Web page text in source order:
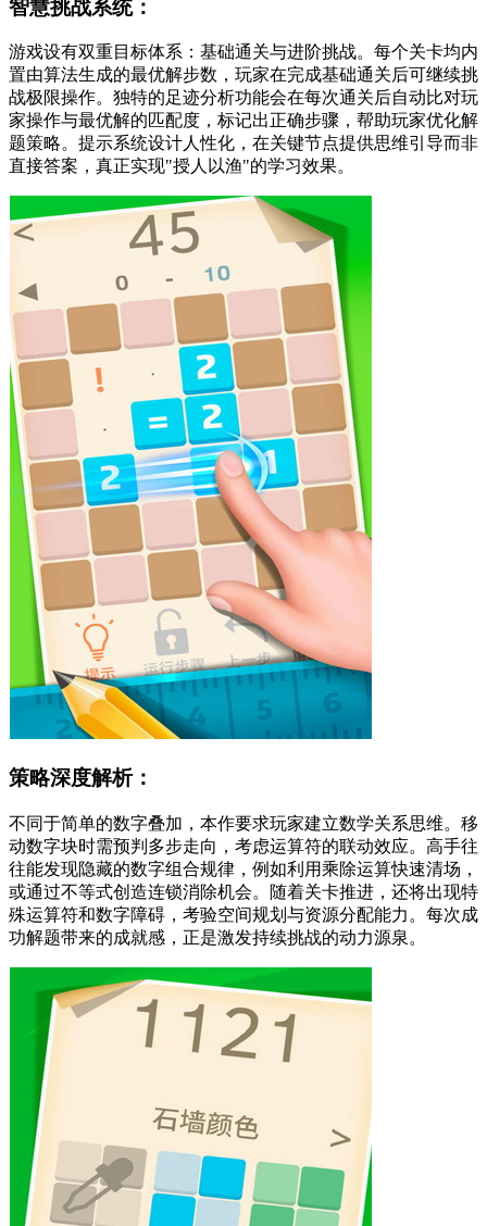
智慧挑战系统：
游戏设有双重目标体系：基础通关与进阶挑战。每个关卡均内
置由算法生成的最优解步数，玩家在完成基础通关后可继续挑
战极限操作。独特的足迹分析功能会在每次通关后自动比对玩
家操作与最优解的匹配度，标记出正确步骤，帮助玩家优化解
题策略。提示系统设计人性化，在关键节点提供思维引导而非
直接答案，真正实现"授人以渔"的学习效果。
策略深度解析：
不同于简单的数字叠加，本作要求玩家建立数学关系思维。移
动数字块时需预判多步走向，考虑运算符的联动效应。高手往
往能发现隐藏的数字组合规律，例如利用乘除运算快速清场，
或通过不等式创造连锁消除机会。随着关卡推进，还将出现特
殊运算符和数字障碍，考验空间规划与资源分配能力。每次成
功解题带来的成就感，正是激发持续挑战的动力源泉。